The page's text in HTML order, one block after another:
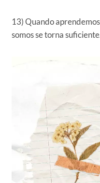
13) Quando
somos se torna